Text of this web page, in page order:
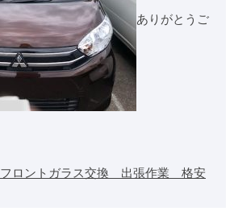
ありがとうご
フロントガラス交換 出張作業 格安